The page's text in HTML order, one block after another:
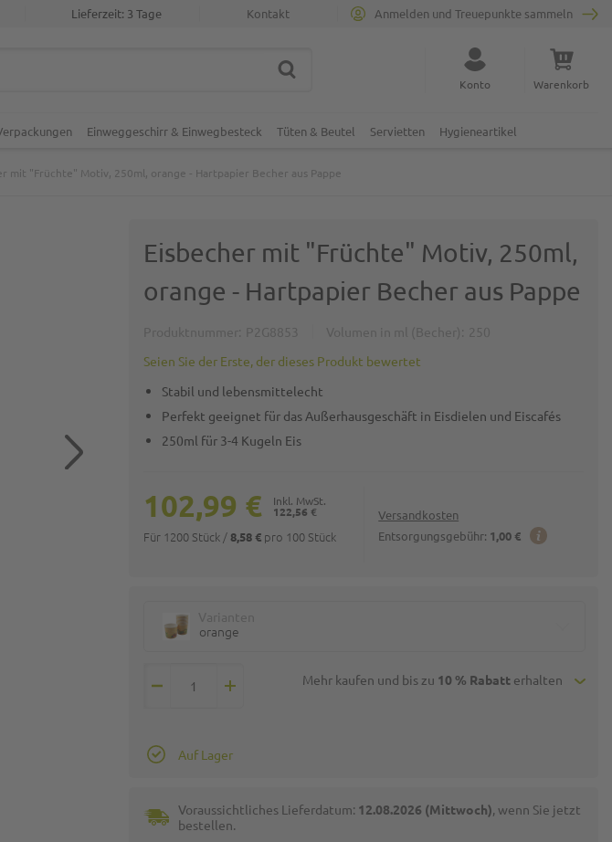
Kontakt
Lieferzeit: 3 Tage Anmelden und Treuepunkte sammeln
Suche schließen
SUCHE Konto Warenkorb
Einweggeschirr & Einwegbesteck Tüten & Beutel Servietten Hygieneartikel
mit "Früchte" Motiv, 250ml, orange - Hartpapier Becher aus Pappe
Eisbecher mit "Früchte" Motiv, 250ml,
orange - Hartpapier Becher aus Pappe
Seien Sie der Erste, der dieses Produkt bewertet
Stabil und lebensmittelecht
Perfekt geeignet für das Außerhausgeschäft in Eisdielen und Eiscafés
250ml für 3-4 Kugeln Eis
Versandkosten
Entsorgungsgebühr: 1,00 €
122,56 €
102,99 €
Für 1200 Stück /8,58 € pro 100 Stück
orange
Mehr kaufen und bis zu 10 % Rabatterhalten
Auf Lager
Voraussichtliches Lieferdatum: 12.08.2026 (Mittwoch), wenn Sie jetzt
bestellen.